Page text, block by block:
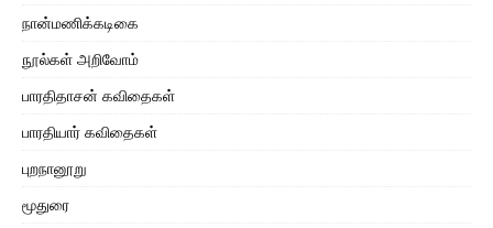
நான்மணிக்கடிகை
நூல்கள் அறிவோம்
பாரதிதாசன் கவிதைகள்
பாரதியார் கவிதைகள்
புறநானூறு
மூதுரை